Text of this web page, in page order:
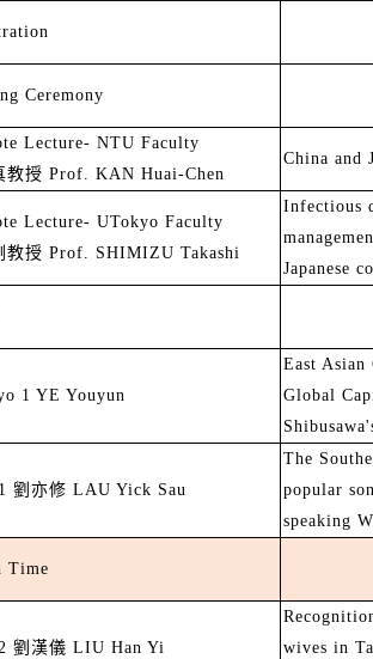
Ceremony
Lecture- NTU Faculty
教授 Prof. KAN Huai-Chen
China and
Lecture- UTokyo Faculty
教授 Prof. SHIMIZU Takashi
Infectious
Japanese
1 YE Youyun
East Asian
Global
劉亦修 LAU Yick Sau
The
popular
speaking
Time
劉漢儀 LIU Han Yi
wives in